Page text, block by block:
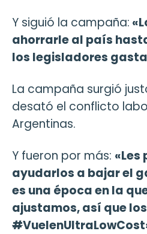
Y siguió la campaña:
ahorrarle al país
los legisladores
La campaña surgió
desató el conflicto
Argentinas.
Y fueron por más: «Les
ayudarlos a bajar el
es una época en la
ajustamos, así que
#